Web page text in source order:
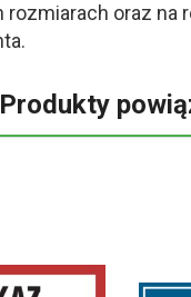
oraz na
Produkty